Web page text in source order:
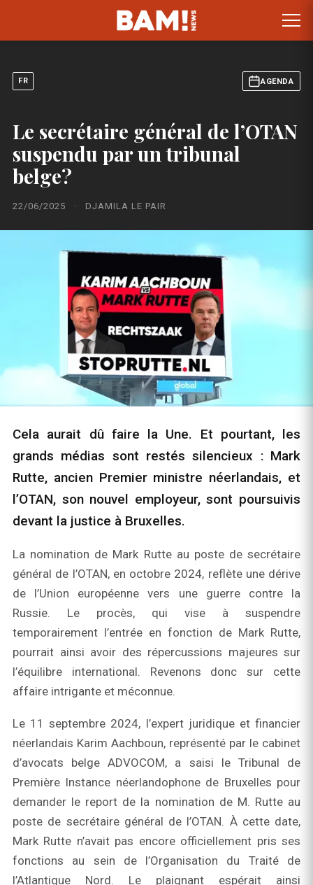
FR AGENDA
Le secrétaire général de l’OTAN
suspendu par un tribunal
belge?
22/06/2025 · DJAMILA LE PAIR
Cela aurait dû faire la Une. Et pourtant, les
grands médias sont restés silencieux : Mark
Rutte, ancien Premier ministre néerlandais, et
l’OTAN, son nouvel employeur, sont poursuivis
devant la justice à Bruxelles.
La nomination de Mark Rutte au poste de secrétaire
général de l’OTAN, en octobre 2024, reflète une dérive
de l’Union européenne vers une guerre contre la
Russie. Le procès, qui vise à suspendre
temporairement l’entrée en fonction de Mark Rutte,
pourrait ainsi avoir des répercussions majeures sur
l’équilibre international. Revenons donc sur cette
affaire intrigante et méconnue.
Le 11 septembre 2024, l’expert juridique et financier
néerlandais Karim Aachboun, représenté par le cabinet
d’avocats belge ADVOCOM, a saisi le Tribunal de
Première Instance néerlandophone de Bruxelles pour
demander le report de la nomination de M. Rutte au
poste de secrétaire général de l’OTAN. À cette date,
Mark Rutte n’avait pas encore officiellement pris ses
fonctions au sein de l’Organisation du Traité de
l’Atlantique Nord. Le plaignant espérait ainsi